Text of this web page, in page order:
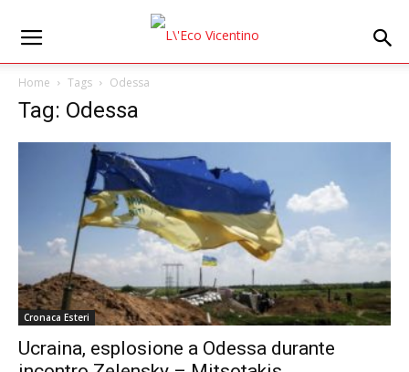
Home Tags Odessa
Tag: Odessa
Cronaca Esteri
Ucraina, esplosione a Odessa durante